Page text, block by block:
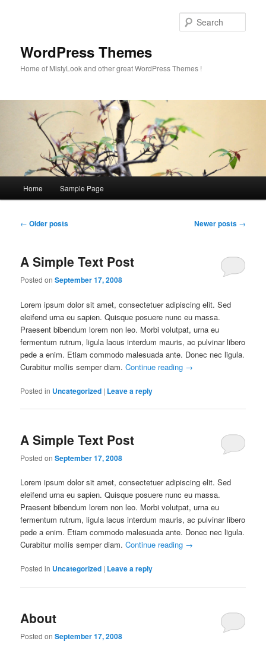
WordPress Themes
Home of MistyLook and other great WordPress Themes !
Skip
content
Skip
content
Home Sample Page
Post
← Older posts Newer posts →
A Simple Text Post
Posted onSeptember 17, 2008
Lorem ipsum dolor sit amet, consectetuer adipiscing elit. Sed
eleifend urna eu sapien. Quisque posuere nunc eu massa.
Praesent bibendum lorem non leo. Morbi volutpat, urna eu
fermentum rutrum, ligula lacus interdum mauris, ac pulvinar libero
pede a enim. Etiam commodo malesuada ante. Donec nec ligula.
Curabitur mollis semper diam.Continue reading →
Posted in Uncategorized | Leave a reply
A Simple Text Post
Posted onSeptember 17, 2008
Lorem ipsum dolor sit amet, consectetuer adipiscing elit. Sed
eleifend urna eu sapien. Quisque posuere nunc eu massa.
Praesent bibendum lorem non leo. Morbi volutpat, urna eu
fermentum rutrum, ligula lacus interdum mauris, ac pulvinar libero
pede a enim. Etiam commodo malesuada ante. Donec nec ligula.
Curabitur mollis semper diam.Continue reading →
Posted in Uncategorized | Leave a reply
About
Posted onSeptember 17, 2008